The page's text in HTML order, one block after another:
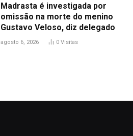
Madrasta é investigada por
omissão na morte do menino
Gustavo Veloso, diz delegado
agosto 6, 2026 0 Visitas